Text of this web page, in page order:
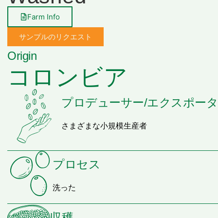
Farm Info
サンプルのリクエスト
Origin
コロンビア
プロデューサー/エクスポー
さまざまな小規模生産者
プロセス
洗った